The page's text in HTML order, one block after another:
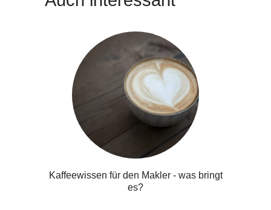
Kaffeewissen für den Makler - was bringt
es?